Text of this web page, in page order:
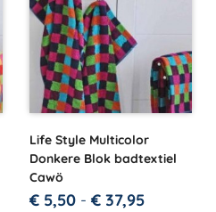
Life Style Multicolor
Donkere Blok badtextiel
Cawö
€ 5,50 - € 37,95